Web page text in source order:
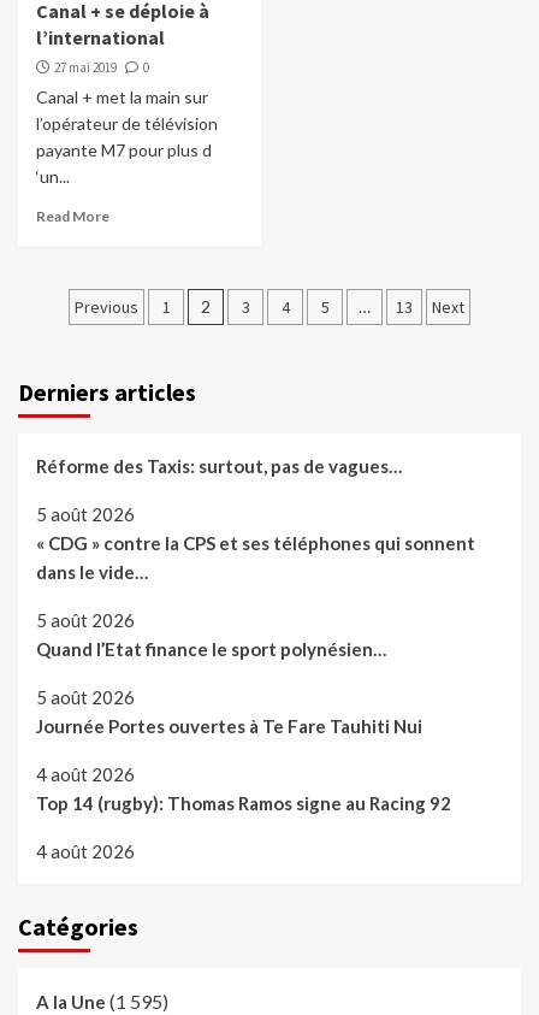
Canal + se déploie à
l’international
27 mai 2019 0
Canal + met la main sur
l’opérateur de télévision
payante M7 pour plus d
‘un...
Read More
Pagination
publications
Previous 1 2 3 4 5 … 13 Next
Derniers articles
Réforme des Taxis: surtout, pas de vagues…
5 août 2026
« CDG » contre la CPS et ses téléphones qui sonnent
dans le vide…
5 août 2026
Quand l’Etat finance le sport polynésien…
5 août 2026
Journée Portes ouvertes à Te Fare Tauhiti Nui
4 août 2026
Top 14 (rugby): Thomas Ramos signe au Racing 92
4 août 2026
Catégories
A la Une (1 595)